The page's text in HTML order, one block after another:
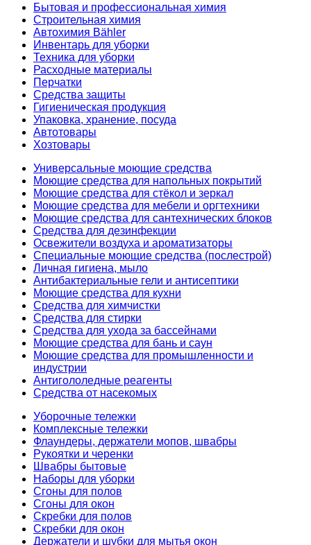
Бытовая и профессиональная химия
Строительная химия
Автохимия Bähler
Инвентарь для уборки
Техника для уборки
Расходные материалы
Перчатки
Средства защиты
Гигиеническая продукция
Упаковка, хранение, посуда
Автотовары
Хозтовары
Универсальные моющие средства
Моющие средства для напольных покрытий
Моющие средства для стёкол и зеркал
Моющие средства для мебели и оргтехники
Моющие средства для сантехнических блоков
Средства для дезинфекции
Освежители воздуха и ароматизаторы
Специальные моющие средства (послестрой)
Личная гигиена, мыло
Антибактериальные гели и антисептики
Моющие средства для кухни
Средства для химчистки
Средства для стирки
Средства для ухода за бассейнами
Моющие средства для бань и саун
Моющие средства для промышленности и
индустрии
Антигололедные реагенты
Средства от насекомых
Уборочные тележки
Комплексные тележки
Флаундеры, держатели мопов, швабры
Рукоятки и черенки
Швабры бытовые
Наборы для уборки
Сгоны для полов
Сгоны для окон
Скребки для полов
Скребки для окон
Держатели и шубки для мытья окон